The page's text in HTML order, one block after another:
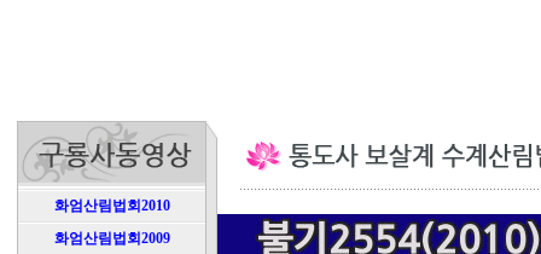
화엄산림법회2010
화엄산림법회2009